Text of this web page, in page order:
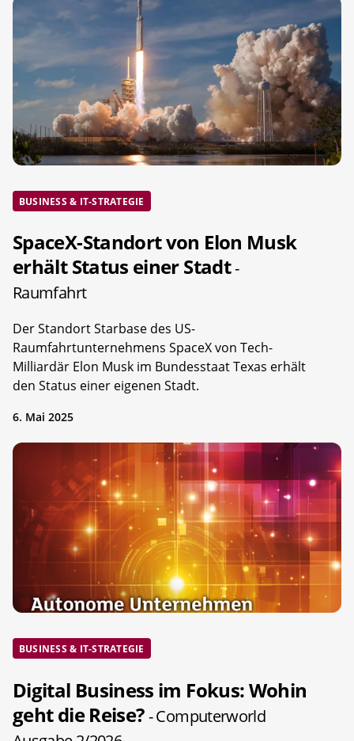
BUSINESS & IT-STRATEGIE
SpaceX-Standort von Elon Musk
erhält Status einer Stadt-
Raumfahrt
Der Standort Starbase des US-
Raumfahrtunternehmens SpaceX von Tech-
Milliardär Elon Musk im Bundesstaat Texas erhält
den Status einer eigenen Stadt.
6. Mai 2025
BUSINESS & IT-STRATEGIE
Digital Business im Fokus: Wohin
geht die Reise?- Computerworld